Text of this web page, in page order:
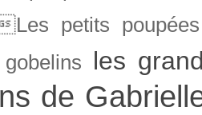
petits
les
de